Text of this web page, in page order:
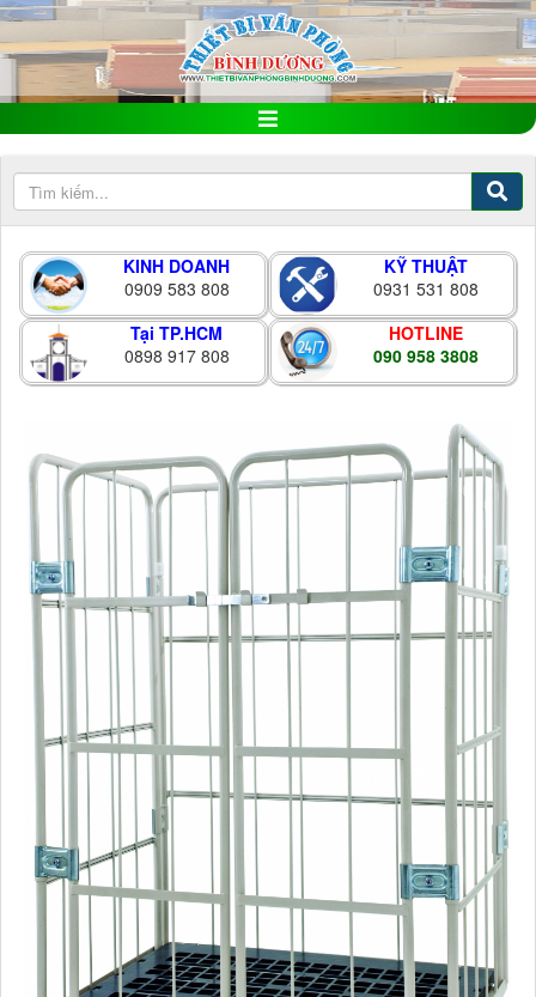
KINH DOANH
0909 583 808
KỸ THUẬT
0931 531 808
Tại TP.HCM
0898 917 808
HOTLINE
090 958 3808